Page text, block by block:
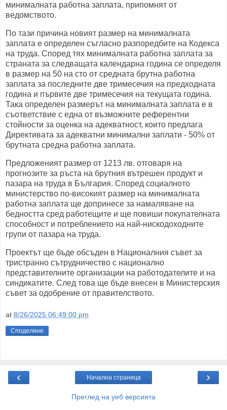
минималната работна заплата, припомнят от
ведомството.
По тази причина новият размер на минималната
заплата е определен съгласно разпоредбите на Кодекса
на труда. Според тях минималната работна заплата за
страната за следващата календарна година се определя
в размер на 50 на сто от средната брутна работна
заплата за последните две тримесечия на предходната
година и първите две тримесечия на текущата година.
Така определен размерът на минималната заплата е в
съответствие с една от възможните референтни
стойности за оценка на адекватност, които предлага
Директивата за адекватни минимални заплати - 50% от
брутната средна работна заплата.
Предложеният размер от 1213 лв. отговаря на
прогнозите за ръста на брутния вътрешен продукт и
пазара на труда в България. Според социалното
министерство по-високият размер на минималната
работна заплата ще допринесе за намаляване на
бедността сред работещите и ще повиши покупателната
способност и потреблението на най-нискодоходните
групи от пазара на труда.
Проектът ще бъде обсъден в Националния съвет за
тристранно сътрудничество с национално
представителните организации на работодателите и на
синдикатите. След това ще бъде внесен в Министерския
съвет за одобрение от правителството.
at 8/26/2025 06:49:00 pm
Споделяне
‹ ›
Начална страница
Преглед на уеб версията